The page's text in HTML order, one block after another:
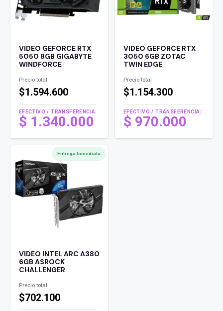
VIDEO GEFORCE RTX
5050 8GB GIGABYTE
WINDFORCE
Precio total
$1.594.600
EFECTIVO / TRANSFERENCIA:
$ 1.340.000
VIDEO GEFORCE RTX
3050 6GB ZOTAC
TWIN EDGE
Precio total
$1.154.300
EFECTIVO / TRANSFERENCIA:
$ 970.000
Entrega Inmediata
VIDEO INTEL ARC A380
6GB ASROCK
CHALLENGER
Precio total
$702.100